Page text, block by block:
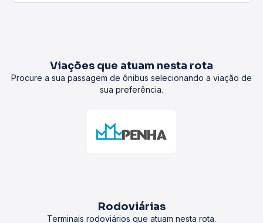
Viações que atuam nesta rota
Procure a sua passagem de ônibus selecionando a viação de
sua preferência.
Rodoviárias
Terminais rodoviários que atuam nesta rota.